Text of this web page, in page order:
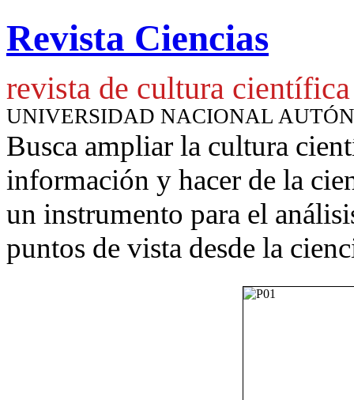
Revista Ciencias
revista de cultura científica
UNIVERSIDAD NACIONAL
Busca ampliar la cultura
información y hacer de la
un instrumento para el
puntos de vista desde la